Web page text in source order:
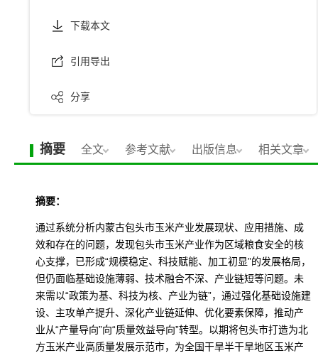
下载本文
引用导出
分享
摘要 全文 参考文献 出版信息 相关文章
摘要：
通过系统分析内蒙古包头市玉米产业发展现状、应用措施、成
效和存在的问题，发现包头市玉米产业作为区域粮食安全的核
心支撑，已形成“规模稳定、科技赋能、加工初显”的发展格局，
但仍面临基础设施薄弱、技术融合不深、产业链短等问题。未
来需以“政策为基、科技为核、产业为链”，通过强化基础设施建
设、主攻单产提升、深化产业链延伸、优化要素保障，推动产
业从“产量导向”向“质量效益导向”转型。以期将包头市打造为北
方玉米产业高质量发展示范市，为全国干旱半干旱地区玉米产